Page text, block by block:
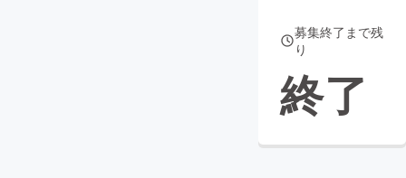
募集終了まで残
り
終了